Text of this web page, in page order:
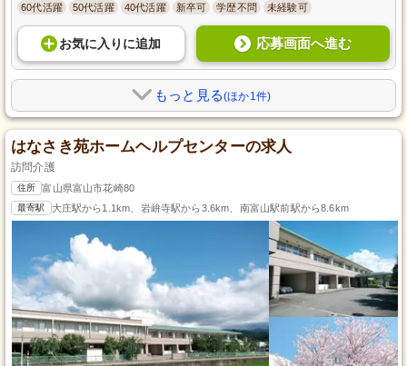
60代活躍 50代活躍 40代活躍 新卒可 学歴不問 未経験可
お気に入り に追加 応募画面へ進む
もっと見る(ほか1件)
はなさき苑ホームヘルプセンターの求人
訪問介護
住所 富山県富山市花崎80
最寄駅 大庄駅から1.1km、岩峅寺駅から3.6km、南富山駅前駅から8.6km